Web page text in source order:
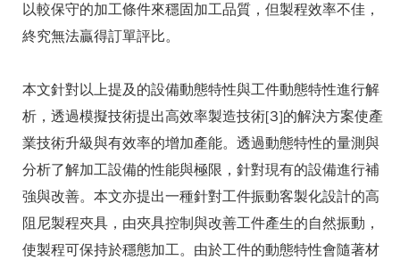
以較保守的加工條件來穩固加工品質，但製程效率不佳，
終究無法贏得訂單評比。
本文針對以上提及的設備動態特性與工件動態特性進行解
析，透過模擬技術提出高效率製造技術[3]的解決方案使產
業技術升級與有效率的增加產能。透過動態特性的量測與
分析了解加工設備的性能與極限，針對現有的設備進行補
強與改善。本文亦提出一種針對工件振動客製化設計的高
阻尼製程夾具，由夾具控制與改善工件產生的自然振動，
使製程可保持於穩態加工。由於工件的動態特性會隨著材